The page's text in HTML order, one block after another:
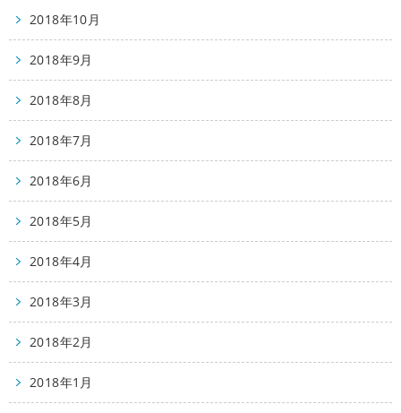
2018年10月
2018年9月
2018年8月
2018年7月
2018年6月
2018年5月
2018年4月
2018年3月
2018年2月
2018年1月